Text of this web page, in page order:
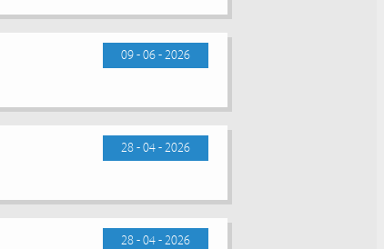
09 - 06 - 2026
28 - 04 - 2026
28 - 04 - 2026